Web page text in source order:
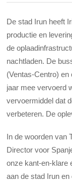
De stad Irun heeft
productie en
de
nachtladen. De
(Ventas-Centro)
jaar mee vervoerd
vervoermiddel dat
verbeteren. De
In de woorden van
Director voor
onze kant-en-klare
aan de stad Irun